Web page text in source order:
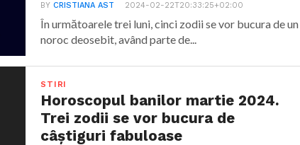
BYCRISTIANA AST 2024-02-22T20:33:25+02:00
În următoarele trei luni, cinci zodii se vor bucura de un
noroc deosebit, având parte de...
STIRI
Horoscopul banilor martie 2024.
Trei zodii se vor bucura de
câștiguri fabuloase